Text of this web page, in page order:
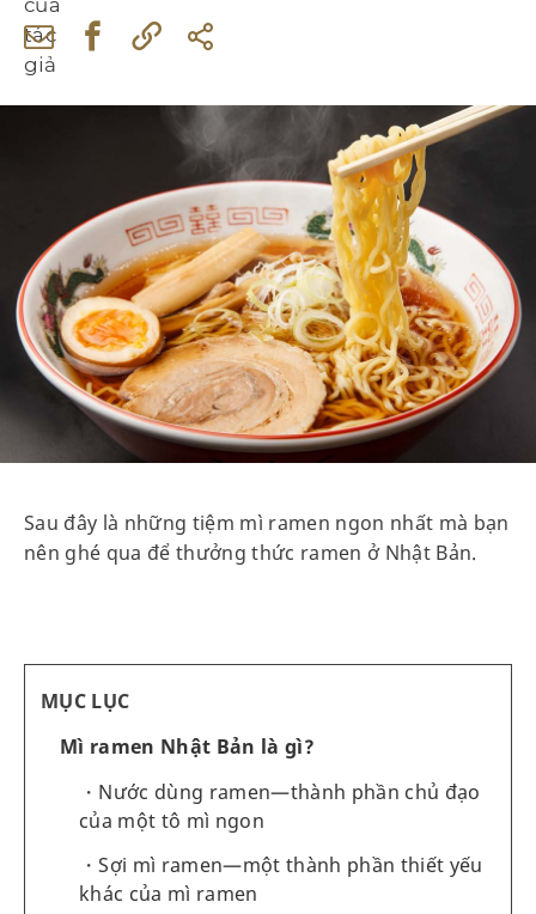
Sau đây là những tiệm mì ramen ngon nhất mà bạn
nên ghé qua để thưởng thức ramen ở Nhật Bản.
MỤC LỤC
Mì ramen Nhật Bản là gì?
Nước dùng ramen—thành phần chủ đạo
của một tô mì ngon
Sợi mì ramen—một thành phần thiết yếu
khác của mì ramen